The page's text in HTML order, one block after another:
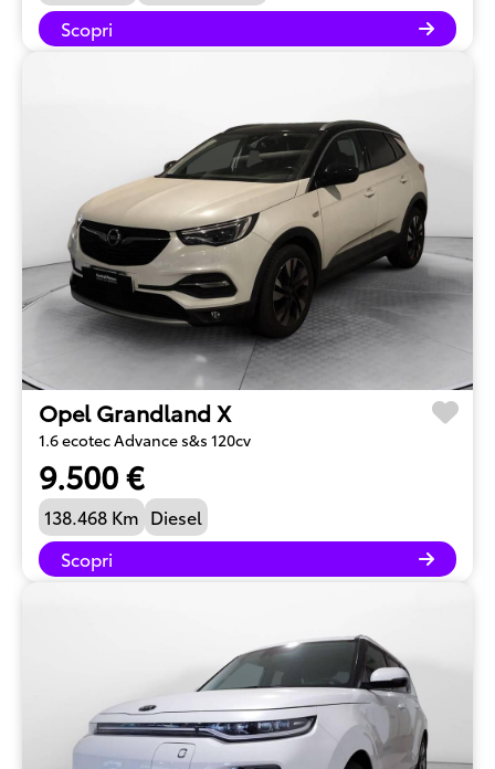
Scopri
Opel Grandland X
1.6 ecotec Advance s&s 120cv
9.500 €
138.468 Km Diesel
Scopri